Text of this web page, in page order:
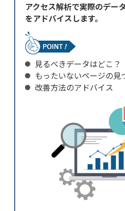
アクセス解析で実際のデー
をアドバイスします。
見るべきデータはどこ？
もったいないページの見
改善方法のアドバイス